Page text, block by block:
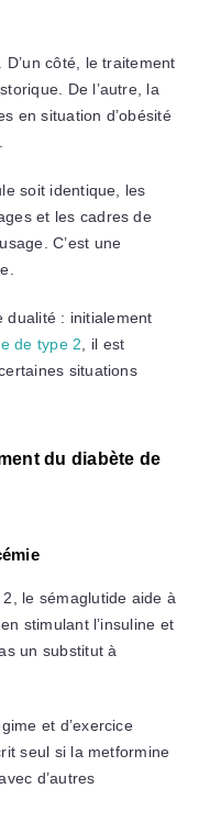
côté, le traitement
De l’autre, la
en situation d’obésité
soit identique, les
et les cadres de
C’est une
dualité : initialement
de type 2 , il est
situations
du diabète de
le sémaglutide aide à
stimulant l’insuline et
un substitut à
et d’exercice
seul si la metformine
d’autres